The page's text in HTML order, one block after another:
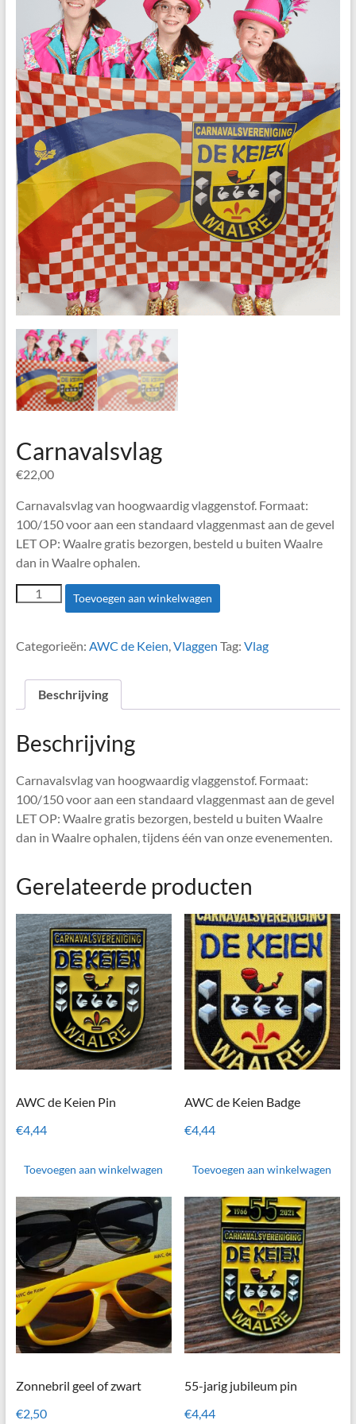
Carnavalsvlag
€22,00
Carnavalsvlag van hoogwaardig vlaggenstof. Formaat:
100/150 voor aan een standaard vlaggenmast aan de gevel
LET OP: Waalre gratis bezorgen, besteld u buiten Waalre
dan in Waalre ophalen.
Carnavalsvlag
aantal
Toevoegen aan winkelwagen
Categorieën: AWC de Keien Vlaggen Tag: Vlag
Beschrijving
Beschrijving
Carnavalsvlag van hoogwaardig vlaggenstof. Formaat:
100/150 voor aan een standaard vlaggenmast aan de gevel
LET OP: Waalre gratis bezorgen, besteld u buiten Waalre
dan in Waalre ophalen, tijdens één van onze evenementen.
Gerelateerde producten
AWC de Keien Pin
€4,44
Toevoegen aan winkelwagen
AWC de Keien Badge
€4,44
Toevoegen aan winkelwagen
Zonnebril geel of zwart
€2,50
55-jarig jubileum pin
€4,44